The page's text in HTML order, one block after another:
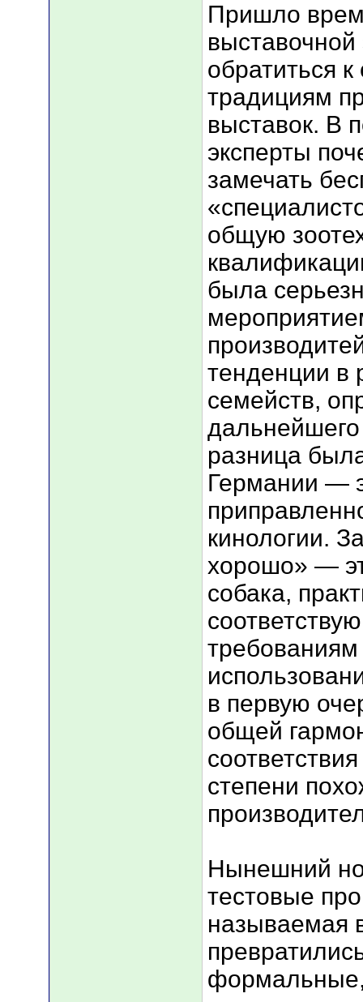
Пришло
выставочной
обратиться
традициям
выставок. В
эксперты
замечать
общую
была
тенденции в
семейств,
разница
Германии —
кинологии.
хорошо» —
собака,
в первую
общей
степени
Нынешний
тестовые
называемая